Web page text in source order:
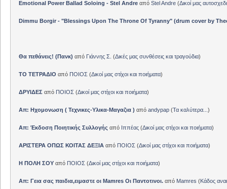
Emotional Power Ballad Soloing - Stel Andreαπό Stel Andre(Δικοί μας
Dimmu Borgir - "Blessings Upon The Throne Of Tyranny" (drum cover by
Θα πεθάνεις! (Πανκ) από Γιάννης Σ. (Δικές μας συνθέσεις και τραγούδια)
ΤΟ ΤΕΤΡΑΔΙΟ από ΠΟΙΟΣ (Δικοί μας στίχοι και ποιήματα)
ΔΡΥΙΔΕΣ από ΠΟΙΟΣ (Δικοί μας στίχοι και ποιήματα)
Απ: Ηχομονωση ( Τεχνικες-Υλικα-Μαγαζια ) από andypap(Τα καλύτερα... )
Απ: Έκδοση Ποιητικής Συλλογής από Ιππέας(Δικοί μας στίχοι και ποιήματα)
ΑΡΙΣΤΕΡΑ ΟΠΩΣ ΚΟΙΤΑΣ ΔΕΞΙΑαπό ΠΟΙΟΣ (Δικοί μας στίχοι και ποιήματα)
Η ΠΟΛΗ ΣΟΥαπό ΠΟΙΟΣ (Δικοί μας στίχοι και ποιήματα)
Απ: Γεια σας παιδια,ειμαστε οι Mamres Οι Παντοτινοι.από Mamres (Κάδος